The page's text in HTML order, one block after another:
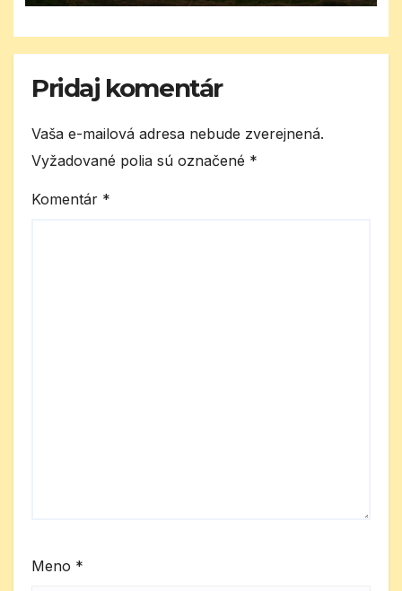
Pridaj komentár
Vaša e-mailová adresa nebude zverejnená.
Vyžadované polia sú označené *
Komentár *
Meno *